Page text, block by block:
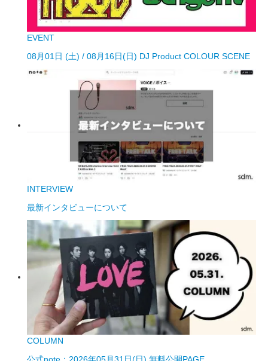
EVENT
08月01日 (土) / 08月16日(日) DJ Product COLOUR SCENE
INTERVIEW
最新インタビューについて
COLUMN
公式note：2026年05月31日(日) 無料公開PAGE